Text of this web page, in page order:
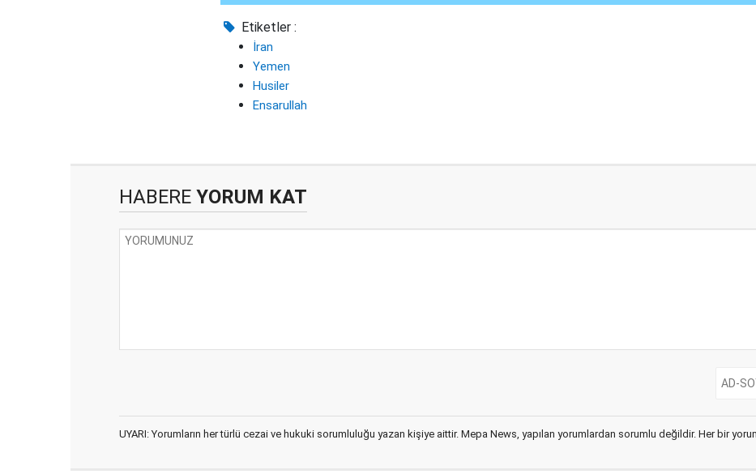
Etiketler :
İran
Yemen
Husiler
Ensarullah
HABERE YORUM KAT
UYARI: Yorumların her türlü cezai ve hukuki sorumluluğu yazan kişiye aittir. Mepa News, yapılan yorumlardan sorumlu değildir. Her bir